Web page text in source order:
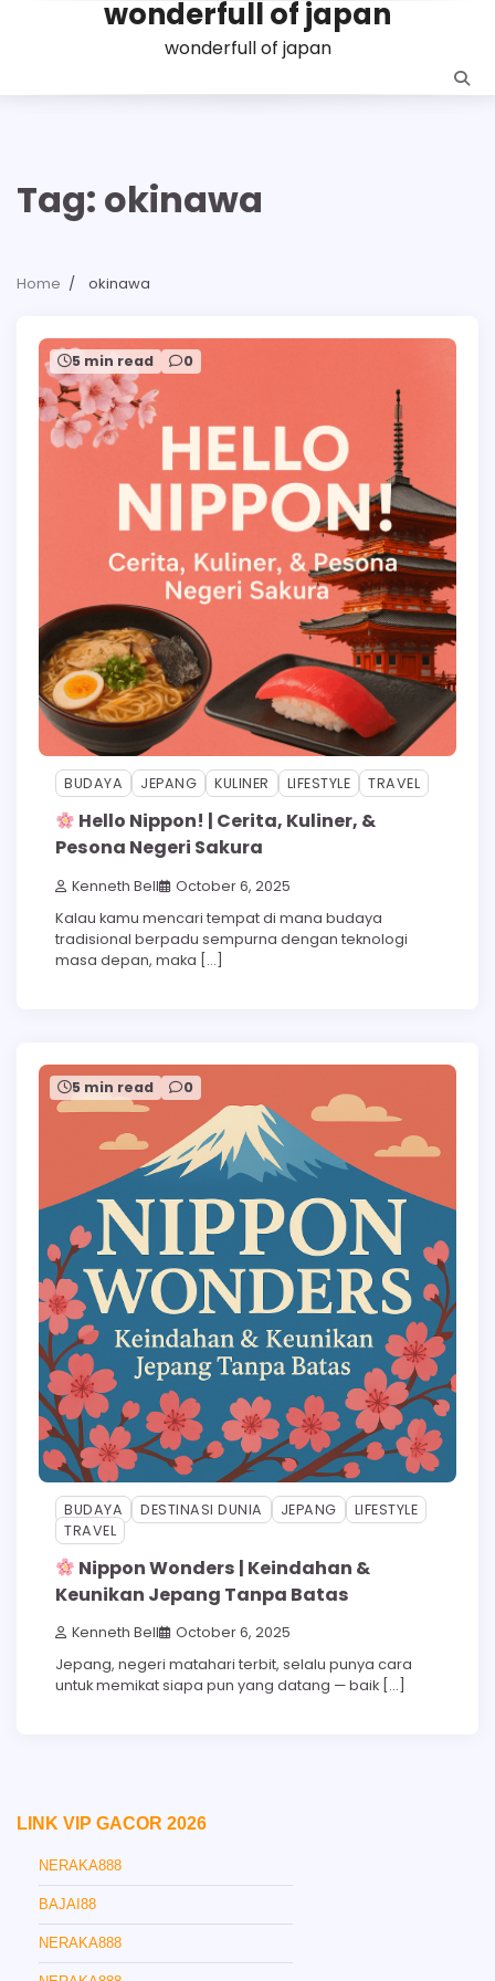
wonderfull of japan
wonderfull of japan
Tag: okinawa
Home okinawa
5 min read 0
BUDAYA JEPANG KULINER LIFESTYLE TRAVEL
Hello Nippon! | Cerita, Kuliner, &
Pesona Negeri Sakura
Kenneth Bell October 6, 2025
Kalau kamu mencari tempat di mana budaya
tradisional berpadu sempurna dengan teknologi
masa depan, maka […]
5 min read 0
BUDAYA DESTINASI DUNIA JEPANG
LIFESTYLE
TRAVEL
Nippon Wonders | Keindahan &
Keunikan Jepang Tanpa Batas
Kenneth Bell October 6, 2025
Jepang, negeri matahari terbit, selalu punya cara
untuk memikat siapa pun yang datang — baik […]
LINK VIP GACOR 2026
NERAKA888
BAJAI88
NERAKA888